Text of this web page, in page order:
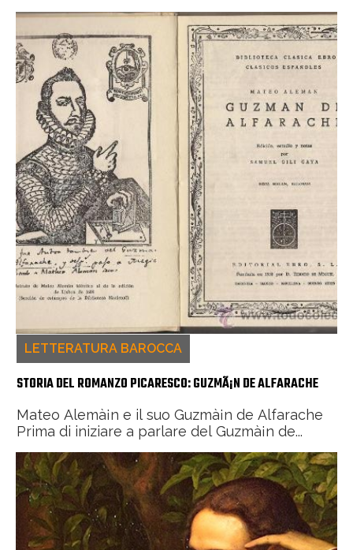
LETTERATURA BAROCCA
STORIA DEL ROMANZO PICARESCO: GUZMÃ¡N DE ALFARACHE
Mateo Alemà¡n e il suo Guzmà¡n de Alfarache
Prima di iniziare a parlare del Guzmà¡n de...